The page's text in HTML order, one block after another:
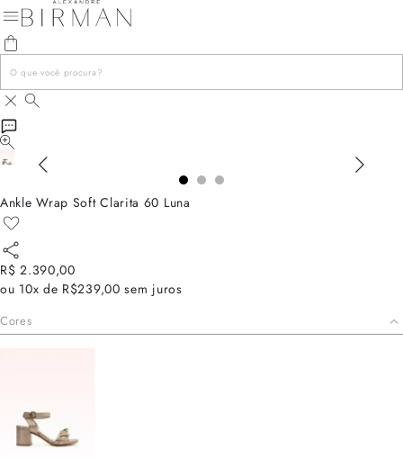
Ankle Wrap Soft Clarita 60 Luna
R$ 2.390,00
ou 10x de R$239,00 sem juros
Cores